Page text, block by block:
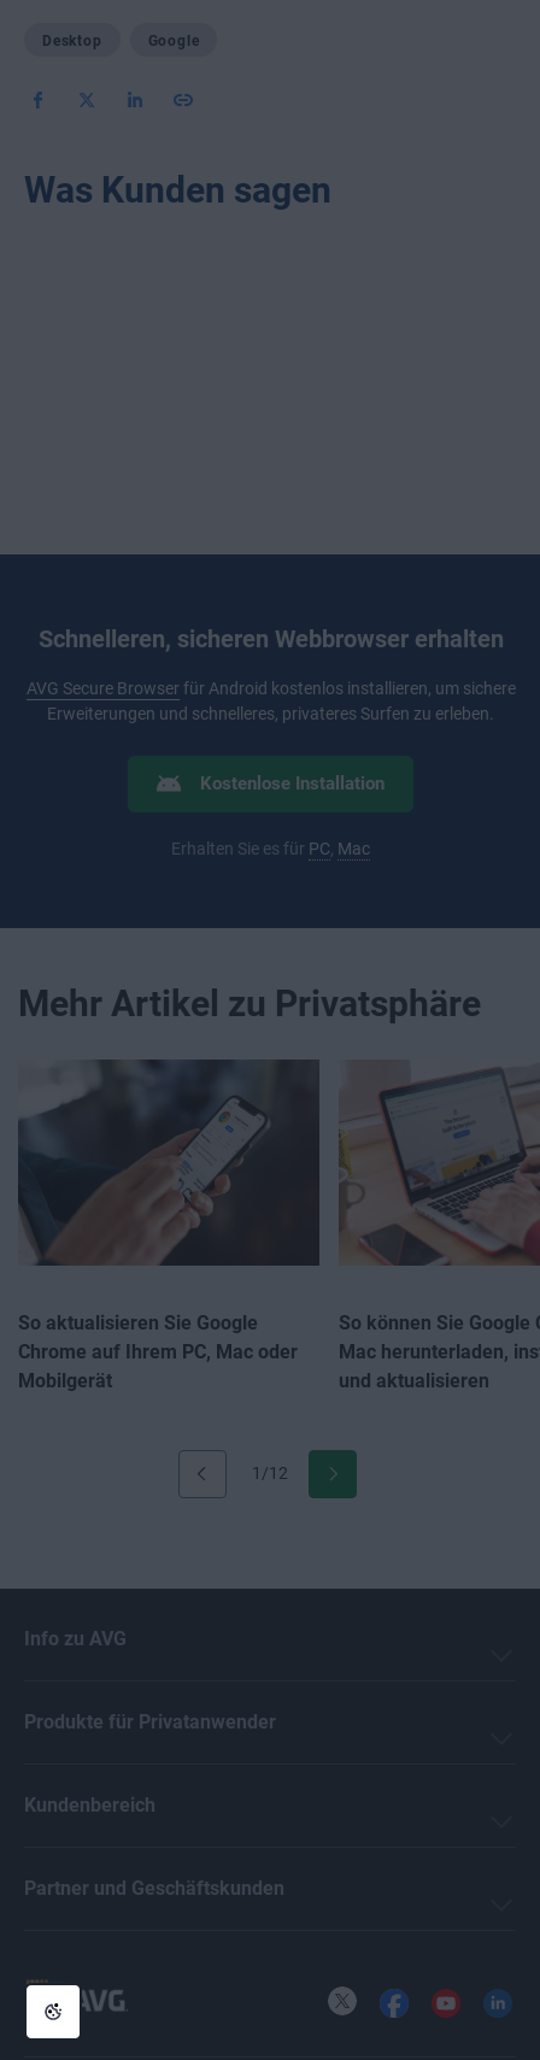
Desktop Google
Was Kunden sagen
Schnelleren, sicheren Webbrowser erhalten
AVG Secure Browserfür Android kostenlos installieren, um sichere
Erweiterungen und schnelleres, privateres Surfen zu erleben.
Kostenlose Installation
Erhalten Sie es für PC, Mac
Mehr Artikel zu Privatsphäre
1/12
So aktualisieren Sie Google
Chrome auf Ihrem PC, Mac oder
Mobilgerät
So können Sie Google
Mac herunterladen,
und aktualisieren
Info zu AVG
Produkte für Privatanwender
Kundenbereich
Partner und Geschäftskunden